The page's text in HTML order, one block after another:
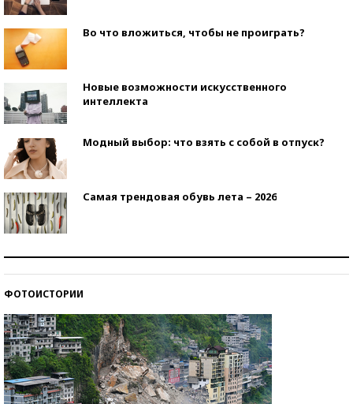
Во что вложиться, чтобы не проиграть?
Новые возможности искусственного
интеллекта
Модный выбор: что взять с собой в отпуск?
Самая трендовая обувь лета – 2026
ФОТОИСТОРИИ